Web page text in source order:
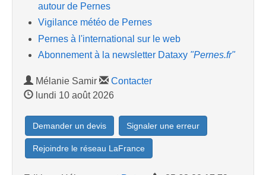
autour de Pernes
Vigilance météo de Pernes
Pernes à l'international sur le web
Abonnement à la newsletter Dataxy "Pernes.fr"
Mélanie Samir
Contacter
lundi 10 août 2026
Demander un devis Signaler une erreur
Rejoindre le réseau LaFrance